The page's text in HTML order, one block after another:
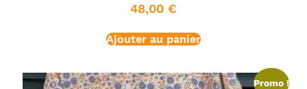
48,00 €
Ajouter au panier
Promo !